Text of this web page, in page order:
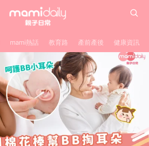
mami熱話 教育路 產前產後 健康資訊